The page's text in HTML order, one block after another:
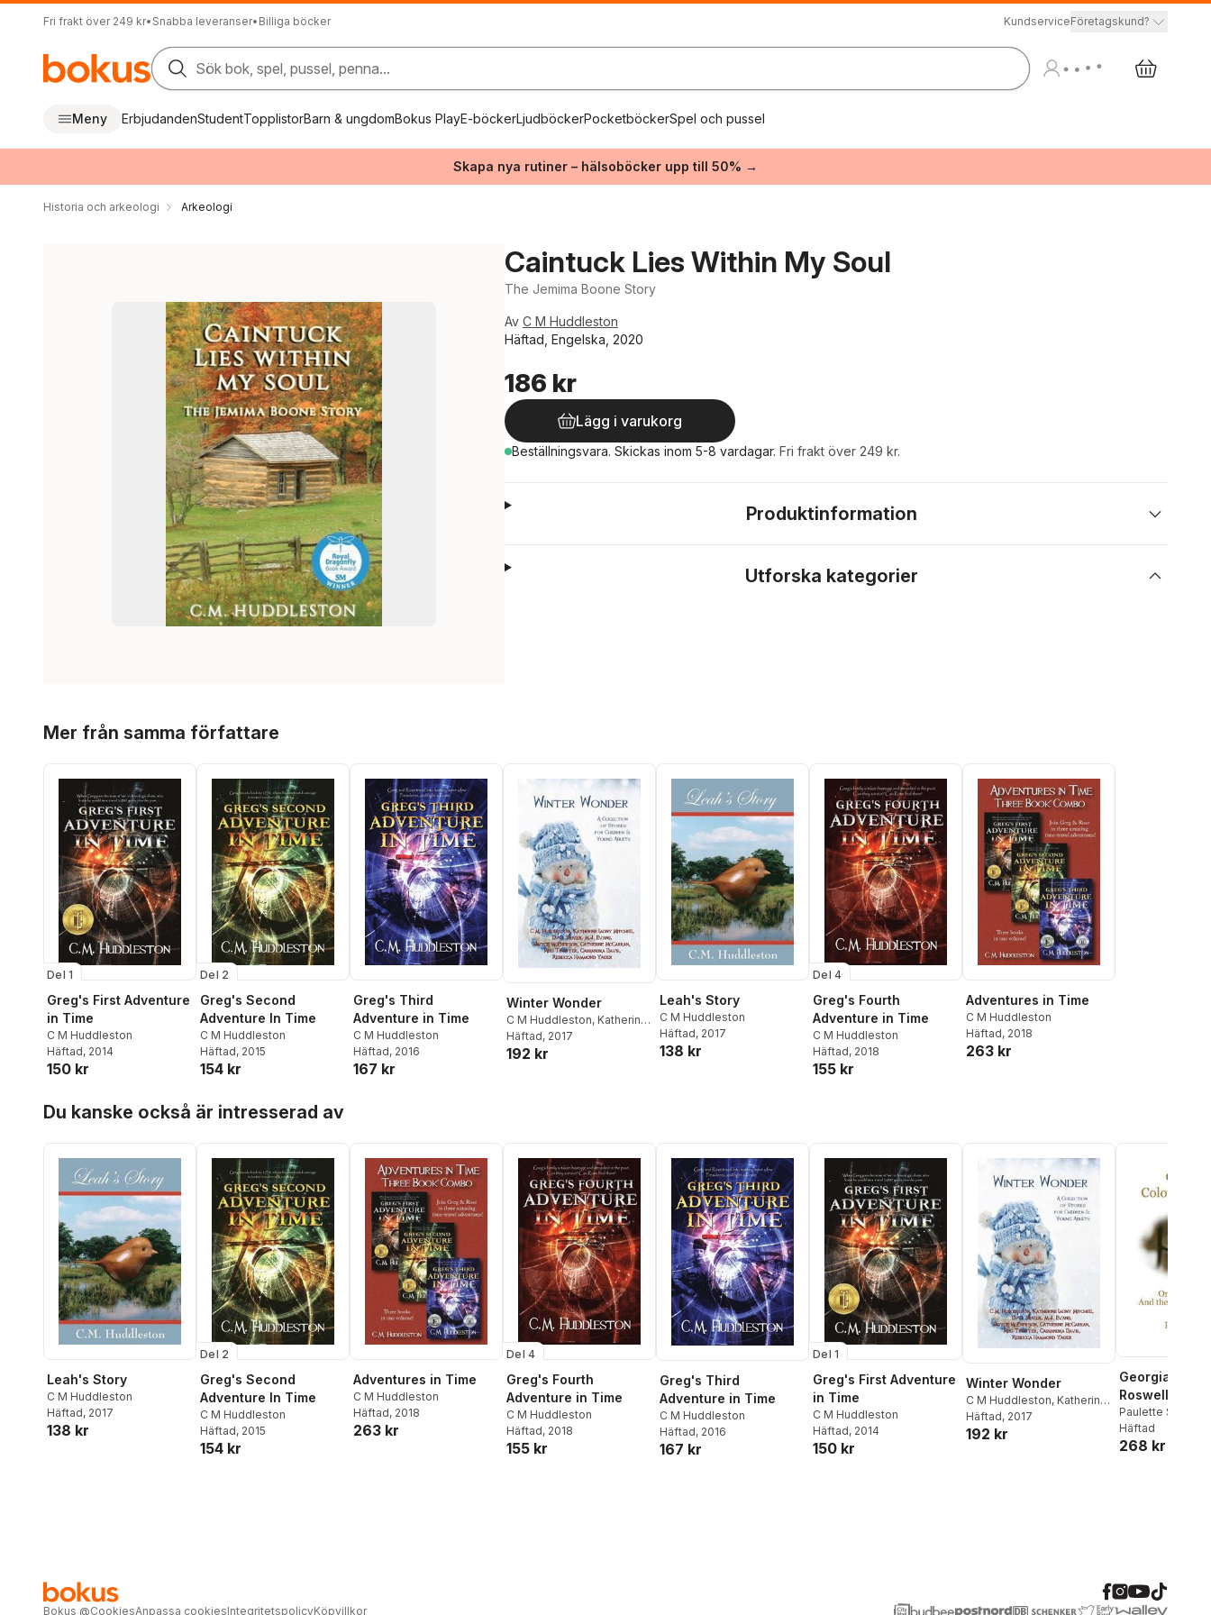
Fri frakt över 249 kr• Snabba leveranser• Billiga böcker KundserviceFöretagskund?
Sök bok, spel, pussel, penna...
Meny ErbjudandenStudentTopplistorBarn & ungdomBokus PlayE-böckerLjudböckerPocketböckerSpel och pussel
Skapa nya rutiner – hälsoböcker upp till 50% →
Historia och arkeologi Arkeologi
Caintuck Lies Within My Soul
The Jemima Boone Story
Av C M Huddleston
Häftad, Engelska, 2020
186 kr
Lägg i varukorg
Beställningsvara. Skickas inom 5-8 vardagar. Fri frakt över 249 kr.
Produktinformation
Utforska kategorier
Mer från samma författare
Del 1
Greg's First Adventure
in Time
C M Huddleston
Häftad, 2014
150 kr
Del 2
Greg's Second
Adventure In Time
C M Huddleston
Häftad, 2015
154 kr
Greg's Third
Adventure in Time
C M Huddleston
Häftad, 2016
167 kr
Winter Wonder
C M Huddleston, Katherine
Ladny Mitchell
Häftad, 2017
192 kr
Leah's Story
C M Huddleston
Häftad, 2017
138 kr
Del 4
Greg's Fourth
Adventure in Time
C M Huddleston
Häftad, 2018
155 kr
Adventures in Time
C M Huddleston
Häftad, 2018
263 kr
Du kanske också är intresserad av
Leah's Story
C M Huddleston
Häftad, 2017
138 kr
Del 2
Greg's Second
Adventure In Time
C M Huddleston
Häftad, 2015
154 kr
Adventures in Time
C M Huddleston
Häftad, 2018
263 kr
Del 4
Greg's Fourth
Adventure in Time
C M Huddleston
Häftad, 2018
155 kr
Greg's Third
Adventure in Time
C M Huddleston
Häftad, 2016
167 kr
Del 1
Greg's First Adventure
in Time
C M Huddleston
Häftad, 2014
150 kr
Winter Wonder
C M Huddleston, Katherine
Ladny Mitchell
Häftad, 2017
192 kr
Georgia's
Roswell One
Dream And
Who Lived It
Paulette Snoby
Häftad
268 kr
Bokus @CookiesAnpassa cookiesIntegritetspolicyKöpvillkor